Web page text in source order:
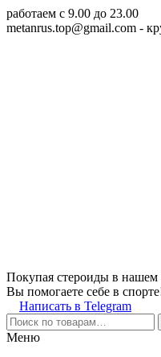
работаем c 9.00 до 23.00
metanrus.top@gmail.com -
Покупая стероиды в нашем
Вы помогаете себе в
Написать в Telegram
Меню